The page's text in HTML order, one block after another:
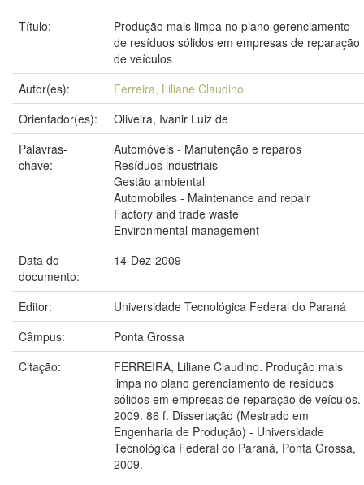
Título:
Produção mais limpa no plano gerenciamento
de resíduos sólidos em empresas de reparação
de veículos
Autor(es):
Ferreira, Liliane Claudino
Orientador(es):
Oliveira, Ivanir Luiz de
Palavras-
chave:
Automóveis - Manutenção e reparos
Resíduos industriais
Gestão ambiental
Automobiles - Maintenance and repair
Factory and trade waste
Environmental management
Data do
documento:
14-Dez-2009
Editor:
Universidade Tecnológica Federal do Paraná
Câmpus:
Ponta Grossa
Citação:
FERREIRA, Liliane Claudino. Produção mais
limpa no plano gerenciamento de resíduos
sólidos em empresas de reparação de veículos.
2009. 86 f. Dissertação (Mestrado em
Engenharia de Produção) - Universidade
Tecnológica Federal do Paraná, Ponta Grossa,
2009.